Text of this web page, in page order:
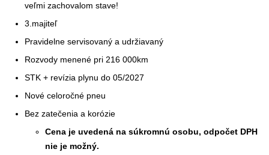
veľmi zachovalom stave!
3.majiteľ
Pravidelne servisovaný a udržiavaný
Rozvody menené pri 216 000km
STK + revízia plynu do 05/2027
Nové celoročné pneu
Bez zatečenia a korózie
Cena je uvedená na súkromnú osobu, odpočet DPH
nie je možný.